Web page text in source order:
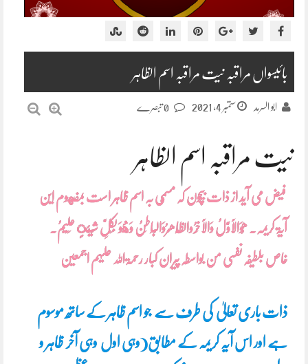
بائیسواں مراقبہ نیت مراقبہ اسم الظاہر
ابو السرمد ستمبر 4, 2021
نیت مراقبہ اسم الظاہر
فیض می آید از ذات بیچون کہ مسمّی بہ اسم ظاہر است بمفهوم این
آیۃ کریمہ. ھُوَالْاَوَّلُ وَالْاَخِرُوالظَّاھِرُوَالْبَاطِنُ وَهُوَ بِکُلِّ شَیْئٍ عَلِیْمُ.
خاص بلطیفہ نفسی من بواسطہ پیران کبار رحمۃاللہ علیہم اجمعین
ذات باری تعالیٰ کی طرف سے جو اسم ظاہر کے ساتھ موسوم
ہے اور اس آیہ کریمہ کے مطابق(وہی اول وہی آخر ظاہر و